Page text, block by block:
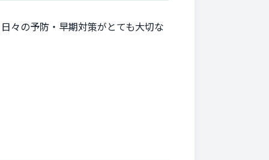
々の予防・早期対策がとても大切な